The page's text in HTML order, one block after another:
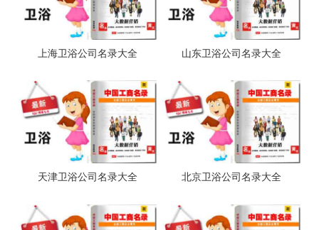
上海卫浴公司名录大全 山东卫浴公司名录大全
天津卫浴公司名录大全 北京卫浴公司名录大全